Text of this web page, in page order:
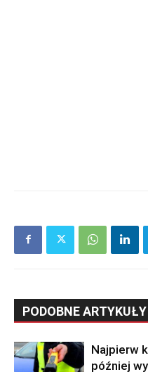
PODOBNE ARTYKUŁY
Najpierw
później